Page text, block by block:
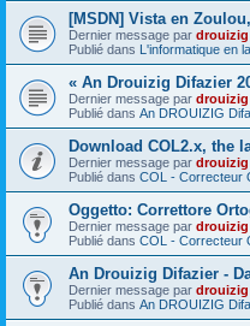
[MSDN] Vista en
Dernier message par drouizig
Publié dans L'informatique en
« An Drouizig Difazier
Dernier message par drouizig
Publié dans An DROUIZIG
Download COL2.x, the
Dernier message par drouizig
Publié dans COL - Correcteur
Oggetto: Correttore
Dernier message par drouizig
Publié dans COL - Correcteur
An Drouizig Difazier -
Dernier message par drouizig
Publié dans An DROUIZIG